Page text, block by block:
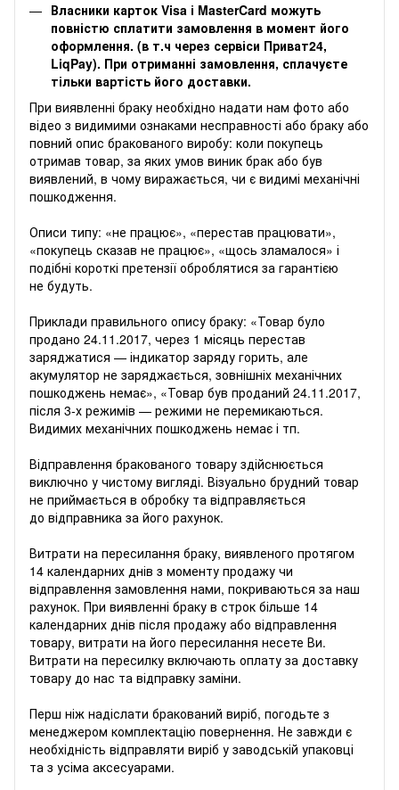
Власники карток Visa і MasterCard можуть
повністю сплатити замовлення в момент його
оформлення. (в т.ч через сервіси Приват24,
LiqPay). При отриманні замовлення, сплачуєте
тільки вартість його доставки.
‌‌При виявленні браку необхідно надати нам фото або
відео з видимими ознаками несправності або браку або
повний опис бракованого виробу: коли покупець
отримав товар, за яких умов виник брак або був
виявлений, в чому виражається, чи є видимі механічні
пошкодження.
Описи типу: «не працює», «перестав працювати»,
«покупець сказав не працює», «щось зламалося» і
подібні короткі претензії оброблятися за гарантією
не будуть.
Приклади правильного опису браку: «Товар було
продано 24.11.2017, через 1 місяць перестав
заряджатися — індикатор заряду горить, але
акумулятор не заряджається, зовнішніх механічних
пошкоджень немає», «Товар був проданий 24.11.2017,
після 3-х режимів — режими не перемикаються.
Видимих ​​механічних пошкоджень немає і тп.
Відправлення бракованого товару здійснюється
виключно у чистому вигляді. Візуально брудний товар
не приймається в обробку та відправляється
до відправника за його рахунок.
Витрати на пересилання браку, виявленого протягом
14 календарних днів з моменту продажу чи
відправлення замовлення нами, покриваються за наш
рахунок. При виявленні браку в строк більше 14
календарних днів після продажу або відправлення
товару, витрати на його пересилання несете Ви.
Витрати на пересилку включають оплату за доставку
товару до нас та відправку заміни.
Перш ніж надіслати бракований виріб, погодьте з
менеджером комплектацію повернення. Не завжди є
необхідність відправляти виріб у заводській упаковці
та з усіма аксесуарами.